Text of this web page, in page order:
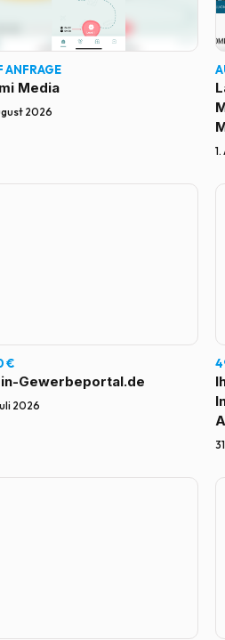
ANFRAGE
Media
2026
€
Gewerbeportal.de
2026